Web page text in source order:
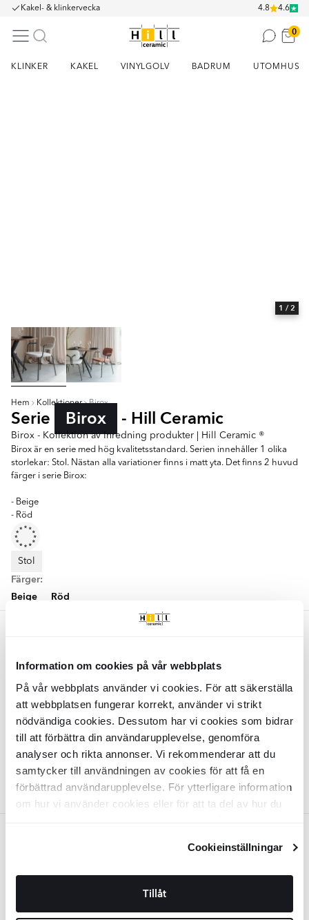
Information om cookies på vår webbplats
På vår webbplats använder vi cookies. För att säkerställa
att webbplatsen fungerar korrekt, använder vi strikt
nödvändiga cookies. Dessutom har vi cookies som bidrar
till att förbättra din användarupplevelse, genomföra
analyser och rikta annonser. Vi rekommenderar att du
samtycker till användningen av cookies för att få en
förbättrad användarupplevelse. För ytterligare information
om hur vi använder cookies eller för att ta del av hur du
Cookieinställningar
Tillåt
Kakel- & klinkervecka 4.8 4.6
0
KLINKER KAKEL VINYLGOLV BADRUM UTOMHUS
Hem Kollektioner Birox
Serie Birox - Hill Ceramic
Birox - Kollektion av Inredning produkter | Hill Ceramic ®
Birox är en serie med hög kvalitetsstandard. Serien innehåller 1 olika
storlekar: Stol. Nästan alla variationer finns i matt yta. Det finns 2 huvud
färger i serie Birox:
- Beige
- Röd
Stol
Färger:
Beige
Röd
1 / 2
StolBiroxBeige
Yta:Matt
Material:Polyester, Järn
1648SEK 2882SEK-43%
LÄGG I VARUKORG
Yta:Matt